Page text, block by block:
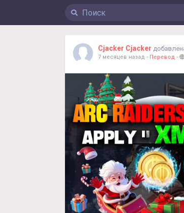
Cjacker Cjacker
7 месяцев назад - Перевод -